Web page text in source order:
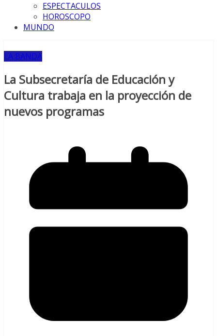
ESPECTACULOS
HOROSCOPO
MUNDO
LA BANDA
La Subsecretaría de Educación y
Cultura trabaja en la proyección de
nuevos programas